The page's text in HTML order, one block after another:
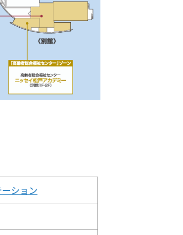
ション